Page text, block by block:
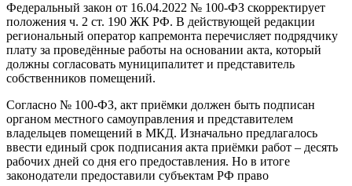
Федеральный закон от 16.04.2022 № 100-ФЗ скорректирует
положения ч. 2 ст. 190 ЖК РФ. В действующей редакции
региональный оператор капремонта перечисляет подрядчику
плату за проведённые работы на основании акта, который
должны согласовать муниципалитет и представитель
собственников помещений.
Согласно № 100-ФЗ, акт приёмки должен быть подписан
органом местного самоуправления и представителем
владельцев помещений в МКД. Изначально предлагалось
ввести единый срок подписания акта приёмки работ – десять
рабочих дней со дня его предоставления. Но в итоге
законодатели предоставили субъектам РФ право